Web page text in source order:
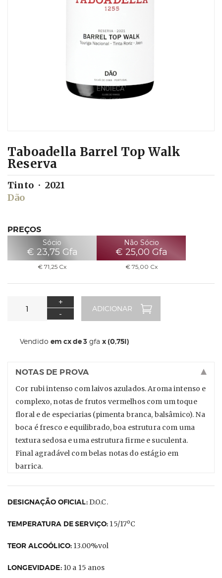
Taboadella Barrel Top Walk
Reserva
Tinto
2021
Dão
PREÇOS
Sócio
€ 23,75 Gfa
€ 71,25 Cx
Não Sócio
€ 25,00 Gfa
€ 75,00 Cx
+
-
Vendido em cx de 3 gfa x (0,75l)
NOTAS DE PROVA
Cor rubi intenso com laivos azulados. Aroma intenso e
complexo, notas de frutos vermelhos com um toque
floral e de especiarias (pimenta branca, balsâmico). Na
boca é fresco e equilibrado, boa estrutura com uma
textura sedosa e uma estrutura firme e suculenta.
Final agradável com belas notas do estágio em
barrica.
DESIGNAÇÃO OFICIAL:D.O.C.
TEMPERATURA DE SERVIÇO: 15/17ºC
TEOR ALCOÓLICO: 13.00%vol
LONGEVIDADE: 10 a 15 anos